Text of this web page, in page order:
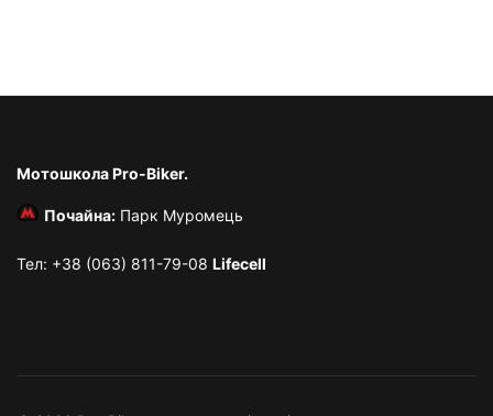
Мотошкола Pro-Biker.
Почайна: Парк Муромець
Тел: +38 (063) 811-79-08 Lifecell